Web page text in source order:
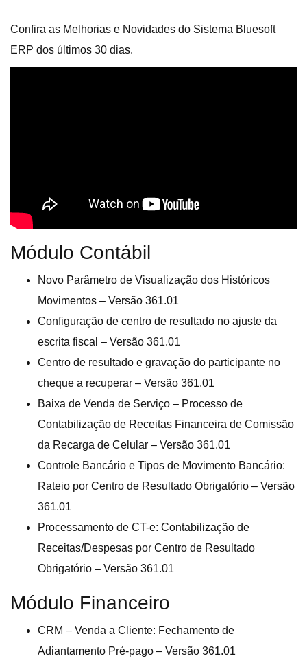
Confira as Melhorias e Novidades do Sistema Bluesoft
ERP dos últimos 30 dias.
Módulo Contábil
Novo Parâmetro de Visualização dos Históricos
Movimentos – Versão 361.01
Configuração de centro de resultado no ajuste da
escrita fiscal – Versão 361.01
Centro de resultado e gravação do participante no
cheque a recuperar – Versão 361.01
Baixa de Venda de Serviço – Processo de
Contabilização de Receitas Financeira de Comissão
da Recarga de Celular – Versão 361.01
Controle Bancário e Tipos de Movimento Bancário:
Rateio por Centro de Resultado Obrigatório – Versão
361.01
Processamento de CT-e: Contabilização de
Receitas/Despesas por Centro de Resultado
Obrigatório – Versão 361.01
Módulo Financeiro
CRM – Venda a Cliente: Fechamento de
Adiantamento Pré-pago – Versão 361.01